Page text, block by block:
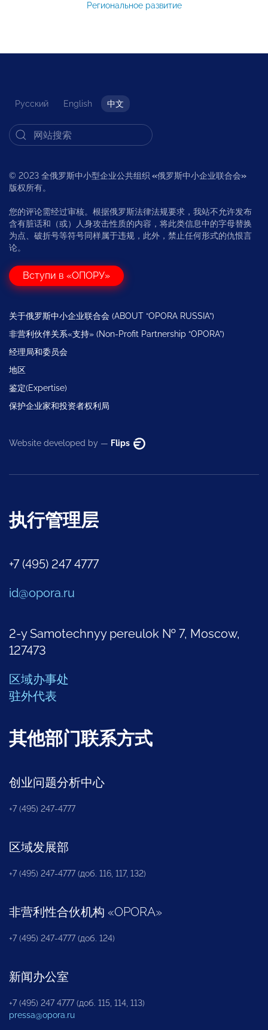
Региональное развитие
Русский English 中文
© 2023 全俄罗斯中小型企业公共组织 «俄罗斯中小企业联合会»
版权所有。
您的评论需经过审核。根据俄罗斯法律法规要求，我站不允许发布
含有脏话和（或）人身攻击性质的内容，将此类信息中的字母替换
为点、破折号等符号同样属于违规，此外，禁止任何形式的仇恨言
论。
Вступи в «ОПОРУ»
关于俄罗斯中小企业联合会 (ABOUT “OPORA RUSSIA”)
非营利伙伴关系«支持» (Non-Profit Partnership “OPORA”)
经理局和委员会
地区
鉴定(Expertise)
保护企业家和投资者权利局
Website developed by — Flips
执行管理层
+7 (495) 247 4777
id@opora.ru
2-y Samotechnyy pereulok № 7, Moscow,
127473
区域办事处
驻外代表
其他部门联系方式
创业问题分析中心
+7 (495) 247-4777
区域发展部
+7 (495) 247-4777 (доб. 116, 117, 132)
非营利性合伙机构 «OPORA»
+7 (495) 247-4777 (доб. 124)
新闻办公室
+7 (495) 247 4777 (доб. 115, 114, 113)
pressa@opora.ru